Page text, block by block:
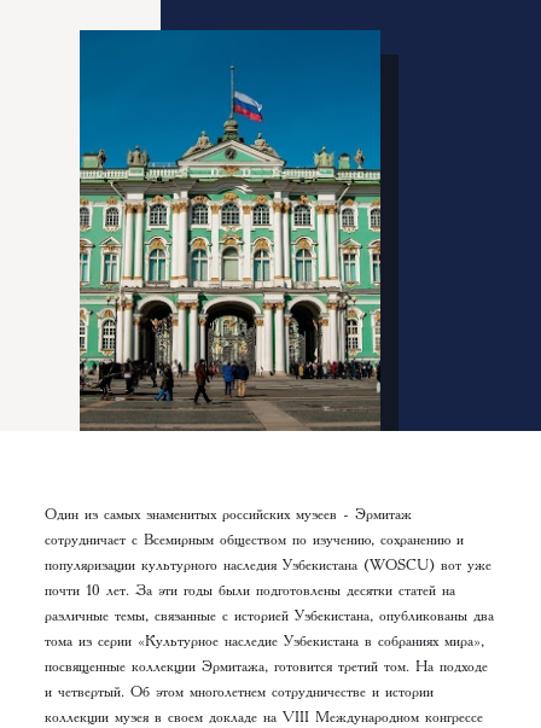
Один из самых знаменитых российских музеев - Эрмитаж
сотрудничает с Всемирным обществом по изучению, сохранению и
популяризации культурного наследия Узбекистана (WOSCU) вот уже
почти 10 лет. За эти годы были подготовлены десятки статей на
различные темы, связанные с историей Узбекистана, опубликованы два
тома из серии «Культурное наследие Узбекистана в собраниях мира»,
посвященные коллекции Эрмитажа, готовится третий том. На подходе
и четвертый. Об этом многолетнем сотрудничестве и истории
коллекции музея в своем докладе на VIII Международном конгрессе